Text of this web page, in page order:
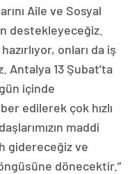
Aile ve Sosyal
destekleyeceğiz.
onları da iş
Antalya 13 Şubat’ta
içinde
edilerek çok hızlı
maddi
gidereceğiz ve
dönecektir.”